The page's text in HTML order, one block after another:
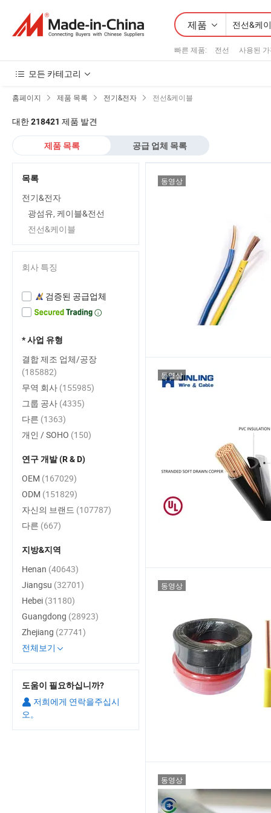
제품
빠른 제품: 전선 사용된
모든 카테고리
홈페이지 제품 목록 전기&전자 전선&케이블
대한218421 제품 발견
제품 목록 공급 업체 목록
동영상
동영상
동영상
동영상
목록
전기&전자
광섬유, 케이블&전선
전선&케이블
회사 특징
검증된 공급업체
* 사업 유형
결합 제조 업체/공장
(185882)
무역 회사 (155985)
그룹 공사 (4335)
다른 (1363)
개인 / SOHO (150)
연구 개발 (R & D)
OEM (167029)
ODM (151829)
자신의 브랜드 (107787)
다른 (667)
지방&지역
Henan (40643)
Jiangsu (32701)
Hebei (31180)
Guangdong (28923)
Zhejiang (27741)
전체보기
도움이 필요하십니까?
저희에게 연락을주십시
오。